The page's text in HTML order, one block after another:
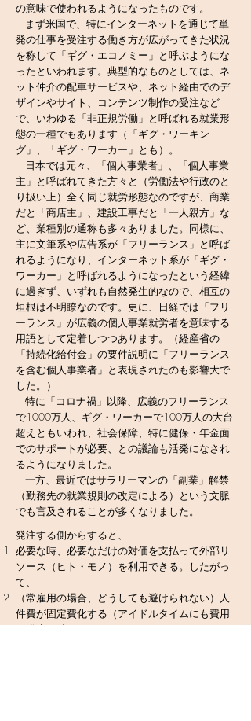
の意味で使われるようになったものです。
まず米国で、特にインターネットを通じて単
発の仕事を受注する働き方が広がってきた状況
を称して「ギグ・エコノミー」と呼ぶようにな
ったといわれます。典型的なものとしては、ネ
ット仲介の配車サービスや、ネット経由でのデ
ザインやサイト、コンテンツ制作の受注など
で、いわゆる「非正規労働」と呼ばれる就業形
態の一種でもあります（「ギグ・ワーキン
グ」、「ギグ・ワーカー」とも）。
日本では元々、「個人事業者」、「個人事業
主」と呼ばれてきた方々と（労働法や行政のと
り扱い上）全く同じ就労形態なのですが、 商業
だと「商店主」、建設工事だと「一人親方」な
ど、業種別の通称も多々ありました。同様に、
主に文筆系や広告系が「フリーランス」と呼ば
れるようになり、インターネット系が「ギグ・
ワーカー」と呼ばれるようになったという経緯
に過ぎず、いずれも自然発生的なので、相互の
垣根は不明瞭なのです。更に、日経では「フリ
ーランス」が広義の個人事業就労者を意味する
用語として定着しつつあります。（経産省の
「持続化給付金」の要件説明に「フリーランス
を含む個人事業者」と表現されたのも影響大で
した。）
特に「コロナ禍」以降、広義のフリーランス
で1000万人、 ギグ・ワーカーで100万人の大台
超えともいわれ、社会保障、特に健保・年金面
でのサポートが必要、との議論も活発になされ
るようになりました。
一方、最近ではサラリーマンの「副業」解禁
（勤務先の就業規則の改定による）という文脈
でも言及されることが多くなりました。
発注する側からすると、
必要な時、必要なだけの対価を支払って外部リ
ソース（ヒト・モノ）を利用できる。したがっ
て、
（常雇用の場合、どうしても避けられない）人
件費が固定費化する（アイドルタイムにも費用
が発生し続ける）ことになりにくい。また、